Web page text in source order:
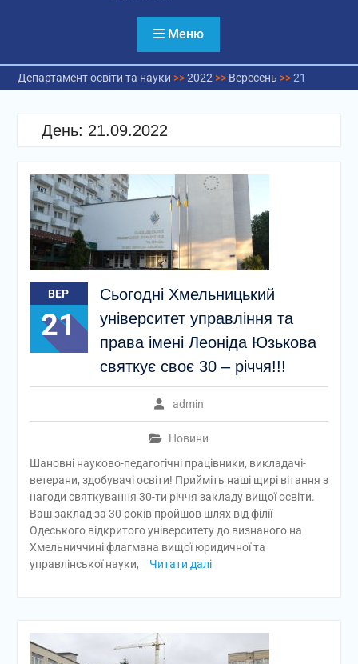
Меню
Департамент освіти та науки >>2022 >> Вересень >>21
День: 21.09.2022
ВЕР
21
Сьогодні Хмельницький
університет управління та
права імені Леоніда Юзькова
святкує своє 30 – річчя!!!
admin
Новини
Шановні науково-педагогічні працівники, викладачі-
ветерани, здобувачі освіти! Прийміть наші щирі вітання з
нагоди святкування 30-ти річчя закладу вищої освіти.
Ваш заклад за 30 років пройшов шлях від філії
Одеського відкритого університету до визнаного на
Хмельниччині флагмана вищої юридичної та
управлінської науки,
Читати далі